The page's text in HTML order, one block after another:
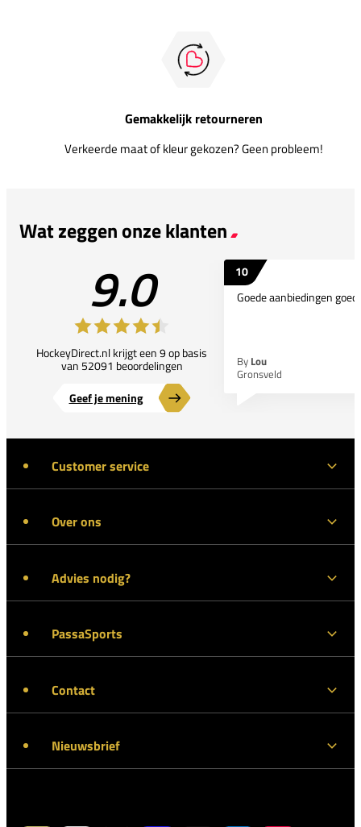
Gemakkelijk retourneren
Verkeerde maat of kleur gekozen? Geen probleem!
Wat zeggen onze klanten
9.0
HockeyDirect.nl krijgt een 9 op basis
van 52091 beoordelingen
Geef je mening
10
Goede aanbiedingen
By Lou
Gronsveld
Customer service
Over ons
Advies nodig?
PassaSports
Contact
Nieuwsbrief